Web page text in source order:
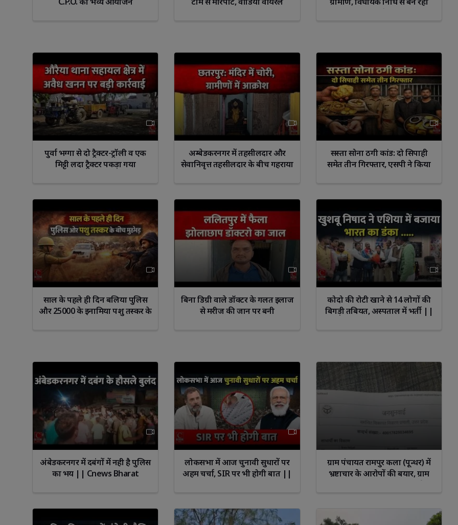
पुर्वा भग्गा से दो ट्रैक्टर-ट्रॉली व एक
मिट्टी लदा ट्रैक्टर पकड़ा गया
अम्बेडकरनगर में तहसीलदार और
सेवानिवृत्त तहसीलदार के बीच गहराया
सस्ता सोना ठगी कांड: दो सिपाही
समेत तीन गिरफ्तार, एसपी ने किया
साल के पहले ही दिन बलिया पुलिस
और 25000 के इनामिया पशु तस्कर के
बिना डिग्री वाले डॉक्टर के गलत इलाज
से मरीज की जान पर बनी
कोदो की रोटी खाने से 14 लोगों की
बिगड़ी तबियत, अस्पताल में भर्ती ||
अंबेडकरनगर में दबंगों में नही है पुलिस
का भय || Cnews Bharat
लोकसभा में आज चुनावी सुधारों पर
अहम चर्चा, SIR पर भी होगी बात ||
ग्राम पंचायत रामपुर कला (पून्थर) में
भ्रष्टाचार के आरोपों की बयार, ग्राम
प्रधान पर गंभीर शिकायत दर्ज